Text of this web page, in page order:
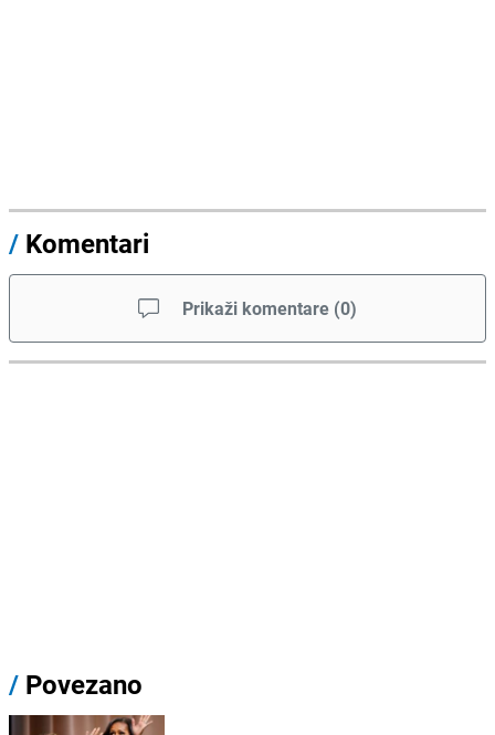
/ Komentari
Prikaži komentare (0)
/ Povezano